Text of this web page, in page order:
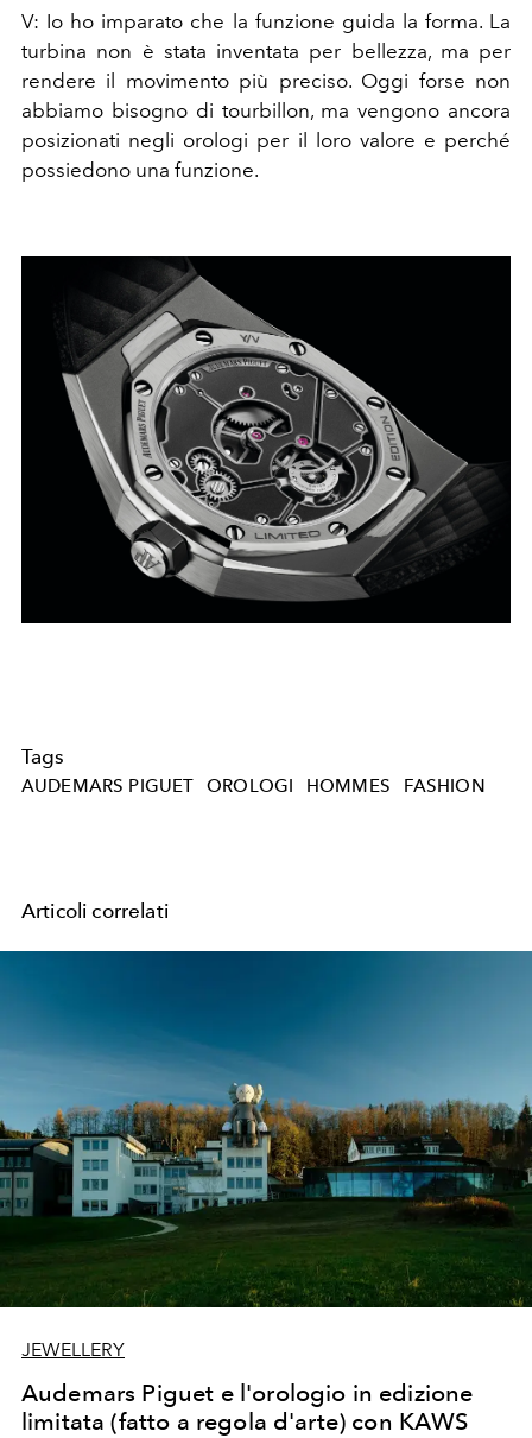
V: Io ho imparato che la funzione guida la forma. La
turbina non è stata inventata per bellezza, ma per
rendere il movimento più preciso. Oggi forse non
abbiamo bisogno di tourbillon, ma vengono ancora
posizionati negli orologi per il loro valore e perché
possiedono una funzione.
Tags
AUDEMARS PIGUET OROLOGI HOMMES FASHION
Articoli correlati
JEWELLERY
Audemars Piguet e l'orologio in edizione
limitata (fatto a regola d'arte) con KAWS